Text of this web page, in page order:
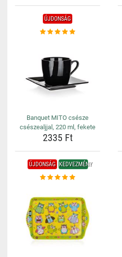
ÚJDONSÁG
Banquet MITO csésze
csészealjjal, 220 ml, fekete
2335 Ft
ÚJDONSÁG KEDVEZMÉNY